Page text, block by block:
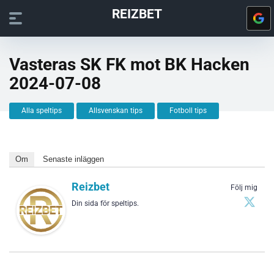
REIZBET
Vasteras SK FK mot BK Hacken
2024-07-08
Alla speltips Allsvenskan tips Fotboll tips
Om Senaste inläggen
Följ mig
Reizbet
Din sida för speltips.